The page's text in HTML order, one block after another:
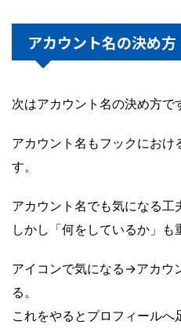
アカウント名の決め方
次はアカウント名の決め方で
アカウント名もフックにおけ
す。
アカウント名でも気になる工
しかし「何をしているか」も
アイコンで気になる→アカウ
る。
これをやるとプロフィール